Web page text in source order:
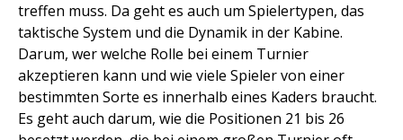
treffen muss. Da geht es auch um Spielertypen, das
taktische System und die Dynamik in der Kabine.
Darum, wer welche Rolle bei einem Turnier
akzeptieren kann und wie viele Spieler von einer
bestimmten Sorte es innerhalb eines Kaders braucht.
Es geht auch darum, wie die Positionen 21 bis 26